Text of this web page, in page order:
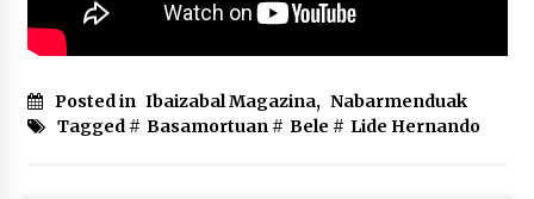
Posted in Ibaizabal Magazina, Nabarmenduak
Tagged # Basamortuan# Bele # Lide Hernando